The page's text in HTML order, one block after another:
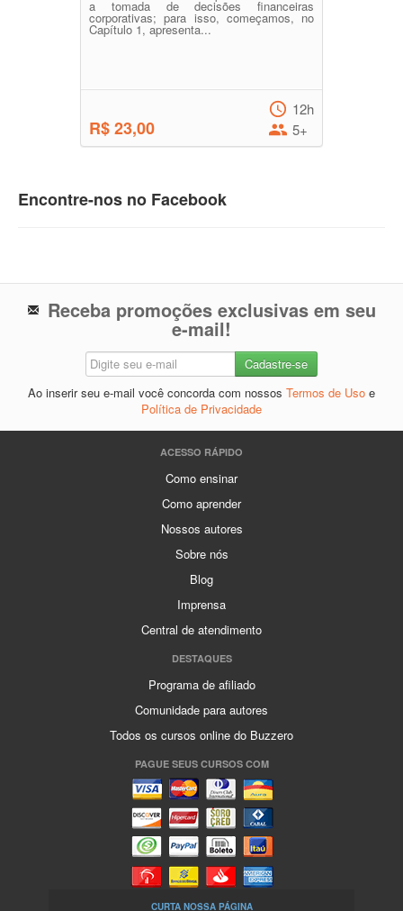
a tomada de decisões financeiras
corporativas; para isso, começamos, no
Capítulo 1, apresenta...
R$ 23,00
12h
5+
Encontre-nos no Facebook
Receba promoções exclusivas em seu
e-mail!
Ao inserir seu e-mail você concorda com nossos Termos de Uso e
Política de Privacidade
ACESSO RÁPIDO
Como ensinar
Como aprender
Nossos autores
Sobre nós
Blog
Imprensa
Central de atendimento
DESTAQUES
Programa de afiliado
Comunidade para autores
Todos os cursos online do Buzzero
PAGUE SEUS CURSOS COM
CURTA NOSSA PÁGINA